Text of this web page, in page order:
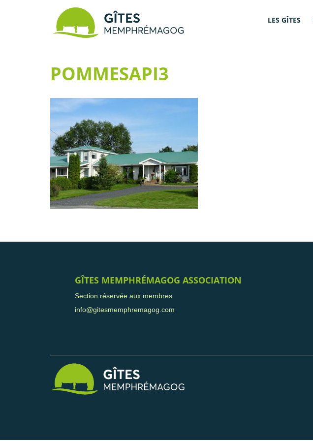
LES GÎTES
POMMESAPI3
GÎTES MEMPHRÉMAGOG ASSOCIATION
Section réservée aux membres
info@gitesmemphremagog.com